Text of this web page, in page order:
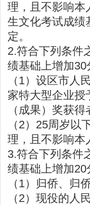
理，且不影响本
生文化考试成绩
定。
2.符合下列条件
绩基础上增加
（1）设区市人
家特大型企业授
（成果）奖获得
（2）25周岁
理，且不影响本
3.符合下列条件
绩基础上增加
（1）归侨、归
（2）现役的人